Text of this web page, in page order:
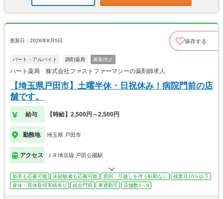
更新日：2026年8月5日 保存する
パート・アルバイト 調剤薬局 募集停止
ハート薬局 株式会社ファストファーマシーの薬剤師求人
【埼玉県戸田市】土曜半休・日祝休み！病院門前の店
舗です。
給与 【時給】2,500円～2,500円
勤務地 埼玉県 戸田市
アクセス ＪＲ埼京線 戸田公園駅
新卒も応募可能 未経験者も応募可能 原則、引越しを伴う転勤なし
残業月10ｈ以下
産休・育休取得実績有り
総合門前 車通勤可 店舗数1～9